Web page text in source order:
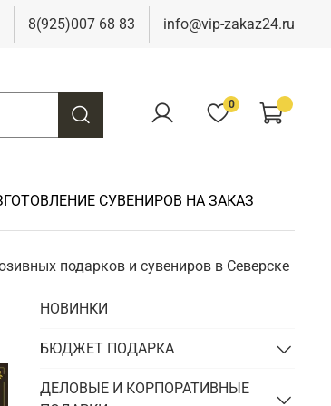
8(925)007 68 83 info@vip-zakaz24.ru
0
юбилей
госслужащему
Пасхе
СУВЕНИРОВ НА ЗАКАЗ
подарков и сувениров в Северске
НОВИНКИ
БЮДЖЕТ ПОДАРКА
ДЕЛОВЫЕ И КОРПОРАТИВНЫЕ